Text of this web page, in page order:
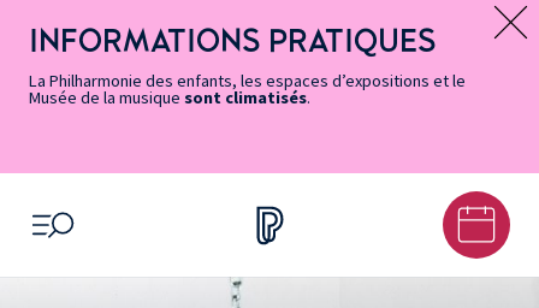
page
Accessibilité
accès
rapides
principal
contenu
principal
page
Message d’information
INFORMATIONS PRATIQUES
La Philharmonie des enfants, les espaces d’expositions et le
Musée de la musique sont climatisés.
OUVRIR LE MENU